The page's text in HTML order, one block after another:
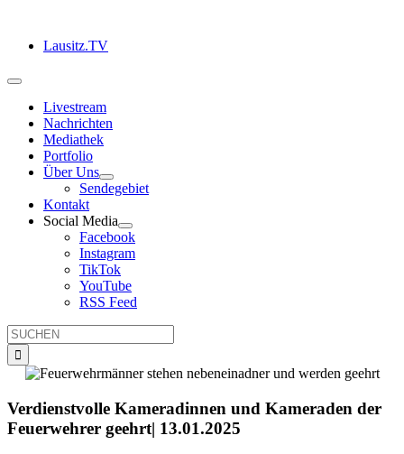
springenLausitz.TV
Toggle
NavigationLivestream
Nachrichten
Mediathek
Portfolio
Über Uns
Sendegebiet
Kontakt
Social Media
Facebook
Instagram
TikTok
YouTube
RSS Feed
Suche
nach:
Verdienstvolle Kameradinnen und Kameraden der
Feuerwehrer geehrt| 13.01.2025